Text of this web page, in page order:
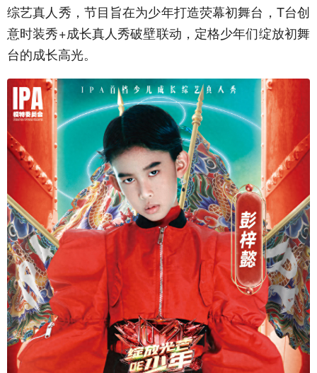
综艺真人秀，节目旨在为少年打造荧幕初舞台，T台创
意时装秀+成长真人秀破壁联动，定格少年们绽放初舞
台的成长高光。